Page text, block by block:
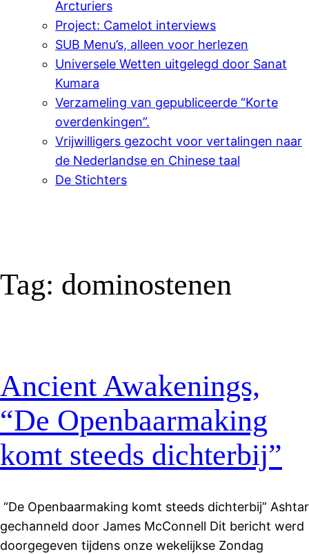
Arcturiers
Project: Camelot interviews
SUB Menu’s, alleen voor herlezen
Universele Wetten uitgelegd door Sanat
Kumara
Verzameling van gepubliceerde “Korte
overdenkingen”.
Vrijwilligers gezocht voor vertalingen naar
de Nederlandse en Chinese taal
De Stichters
Tag: dominostenen
Ancient Awakenings,
“De Openbaarmaking
komt steeds dichterbij”
“De Openbaarmaking komt steeds dichterbij” Ashtar
gechanneld door James McConnell Dit bericht werd
doorgegeven tijdens onze wekelijkse Zondag